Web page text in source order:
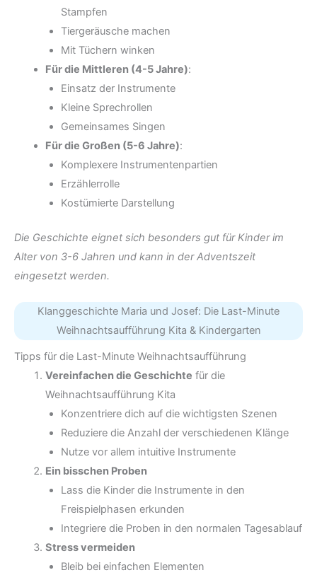
Stampfen
Tiergeräusche machen
Mit Tüchern winken
Für die Mittleren (4-5 Jahre):
Einsatz der Instrumente
Kleine Sprechrollen
Gemeinsames Singen
Für die Großen (5-6 Jahre):
Komplexere Instrumentenpartien
Erzählerrolle
Kostümierte Darstellung
Die Geschichte eignet sich besonders gut für Kinder im
Alter von 3-6 Jahren und kann in der Adventszeit
eingesetzt werden.
Klanggeschichte Maria und Josef: Die Last-Minute
Weihnachtsaufführung Kita & Kindergarten
Tipps für die Last-Minute Weihnachtsaufführung
Vereinfachen die Geschichte für die
Weihnachtsaufführung Kita
Konzentriere dich auf die wichtigsten Szenen
Reduziere die Anzahl der verschiedenen Klänge
Nutze vor allem intuitive Instrumente
Ein bisschen Proben
Lass die Kinder die Instrumente in den
Freispielphasen erkunden
Integriere die Proben in den normalen Tagesablauf
Stress vermeiden
Bleib bei einfachen Elementen